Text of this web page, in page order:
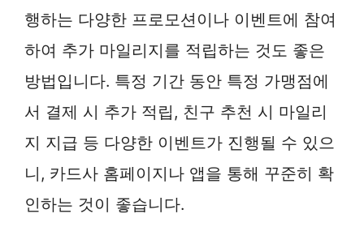
행하는 다양한 프로모션이나 이벤트에 참여
하여 추가 마일리지를 적립하는 것도 좋은
방법입니다. 특정 기간 동안 특정 가맹점에
서 결제 시 추가 적립, 친구 추천 시 마일리
지 지급 등 다양한 이벤트가 진행될 수 있으
니, 카드사 홈페이지나 앱을 통해 꾸준히 확
인하는 것이 좋습니다.